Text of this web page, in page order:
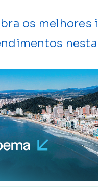
os melhores